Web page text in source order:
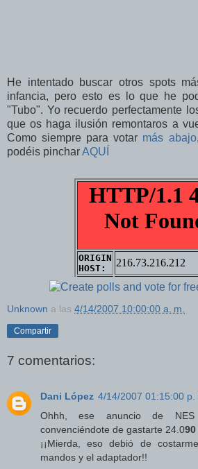
He intentado buscar otros spots
infancia, pero esto es lo que he
"Tubo". Yo recuerdo perfectamente
que os haga ilusión remontaros a
Como siempre para votar más abajo
podéis pincharAQUÍ
Unknown a las 4/14/2007 10:00:00 a. m.
Compartir
7 comentarios:
Dani López 4/14/2007 01:15:00 p.
Ohhh, ese anuncio de
convenciéndote de gastarte 24.090
¡¡Mierda, eso debió de
mandos y el adaptador!!